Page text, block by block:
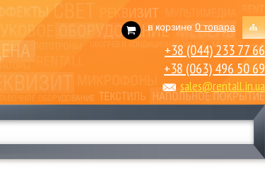
в корзине0 товара
+38 (044) 233 77 66
+38 (063) 496 50 69
sales@rentall.in.ua